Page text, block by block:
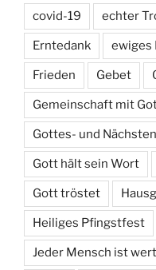
covid-19 echter
Erntedank ewiges
Frieden Gebet
Gemeinschaft mit
Gottes- und
Gott hält sein Wort
Gott tröstet
Heiliges Pfingstfest
Jeder Mensch ist